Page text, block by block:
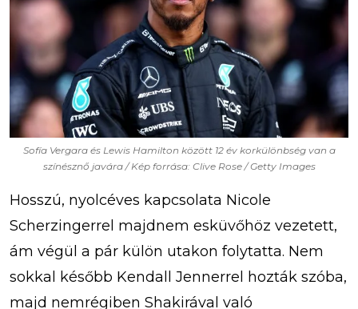
Sofía Vergara és Lewis Hamilton között 12 év korkülönbség van a
színésznő javára / Kép forrása: Clive Rose / Getty Images
Hosszú, nyolcéves kapcsolata Nicole
Scherzingerrel majdnem esküvőhöz vezetett,
ám végül a pár külön utakon folytatta. Nem
sokkal később Kendall Jennerrel hozták szóba,
majd nemrégiben Shakirával való